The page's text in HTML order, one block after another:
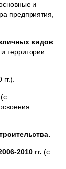
и
предприятия,
видов
территории
(с
2010 гг. (с